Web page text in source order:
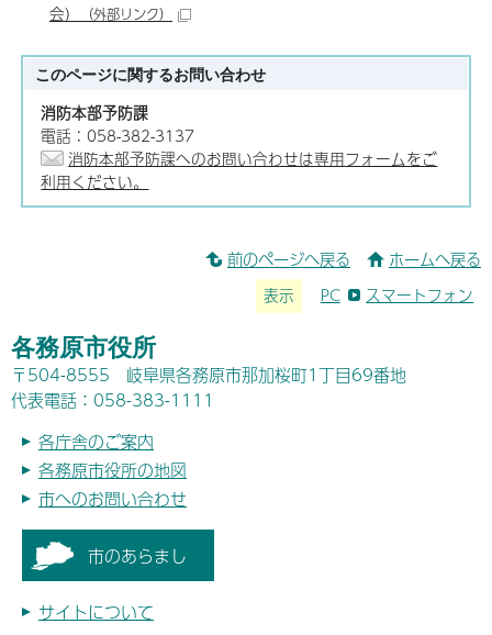
会）
（外部リンク）
このページに関するお問い合わせ
消防本部予防課
電話：058-382-3137
消防本部予防課へのお問い合わせは専用フォームをご
利用ください。
前のページへ戻る ホームへ戻る
表示 PC スマートフォン
各務原市役所
〒504-8555 岐阜県各務原市那加桜町1丁目69番地
代表電話：058-383-1111
各庁舎のご案内
各務原市役所の地図
市へのお問い合わせ
市のあらまし
サイトについて